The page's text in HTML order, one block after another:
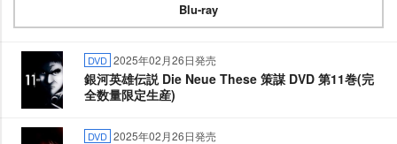
Blu-ray
DVD 2025年02月26日発売
銀河英雄伝説 Die Neue These 策謀 DVD 第11巻(完
全数量限定生産)
DVD 2025年02月26日発売